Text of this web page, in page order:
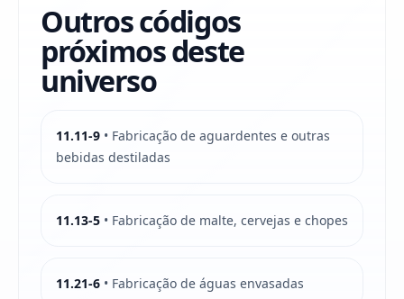
Outros códigos
próximos deste
universo
11.11-9 • Fabricação de aguardentes e outras
bebidas destiladas
11.13-5 • Fabricação de malte, cervejas e chopes
11.21-6 • Fabricação de águas envasadas